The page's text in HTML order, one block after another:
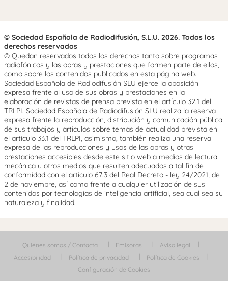
© Sociedad Española de Radiodifusión, S.L.U. 2026. Todos los
derechos reservados
© Quedan reservados todos los derechos tanto sobre programas
radiofónicos y las obras y prestaciones que formen parte de ellos,
como sobre los contenidos publicados en esta página web.
Sociedad Española de Radiodifusión SLU ejerce la oposición
expresa frente al uso de sus obras y prestaciones en la
elaboración de revistas de prensa prevista en el artículo 32.1 del
TRLPI. Sociedad Española de Radiodifusión SLU realiza la reserva
expresa frente la reproducción, distribución y comunicación pública
de sus trabajos y artículos sobre temas de actualidad prevista en
el artículo 33.1 del TRLPI, asimismo, también realiza una reserva
expresa de las reproducciones y usos de las obras y otras
prestaciones accesibles desde este sitio web a medios de lectura
mecánica u otros medios que resulten adecuados a tal fin de
conformidad con el artículo 67.3 del Real Decreto - ley 24/2021, de
2 de noviembre, así como frente a cualquier utilización de sus
contenidos por tecnologías de inteligencia artificial, sea cual sea su
naturaleza y finalidad.
Quiénes somos / Contacta Emisoras
Aviso legal
Accesibilidad
Política de privacidad
Política de Cookies
Configuración de Cookies